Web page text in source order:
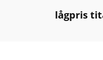
lågpris